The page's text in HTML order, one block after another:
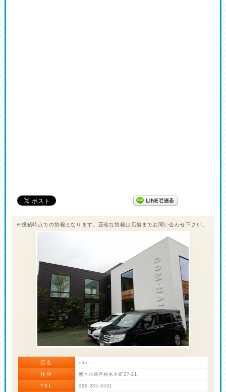
※投稿時点での情報となります。正確な情報は店舗までお問い合わせ下さい。
店名 cds＋
住所 熊本市東区神水本町27-21
TEL 096-285-6591